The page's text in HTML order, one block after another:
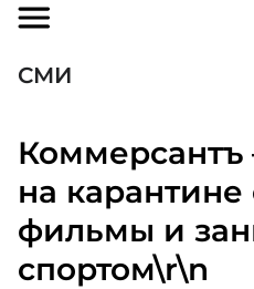
СМИ
на карантине
фильмы и
спортом\r\n